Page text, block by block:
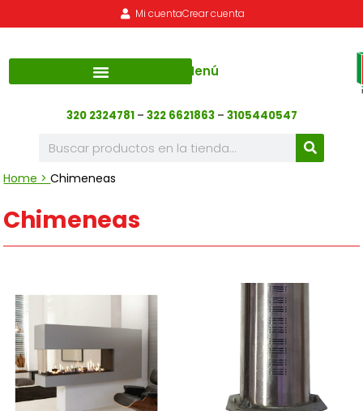
Mi cuentaCrear cuenta
Menú
320 2324781– 322 6621863 – 3105440547
Home >Chimeneas
Chimeneas